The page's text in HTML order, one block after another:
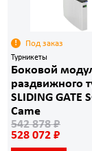
Под заказ
Турникеты
Боковой
раздвижного
SLIDING GATE
Came
542 878 ₽
528 072 ₽